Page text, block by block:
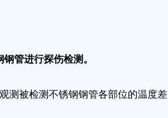
管进行探伤检测。
被检测不锈钢钢管各部位的温度差